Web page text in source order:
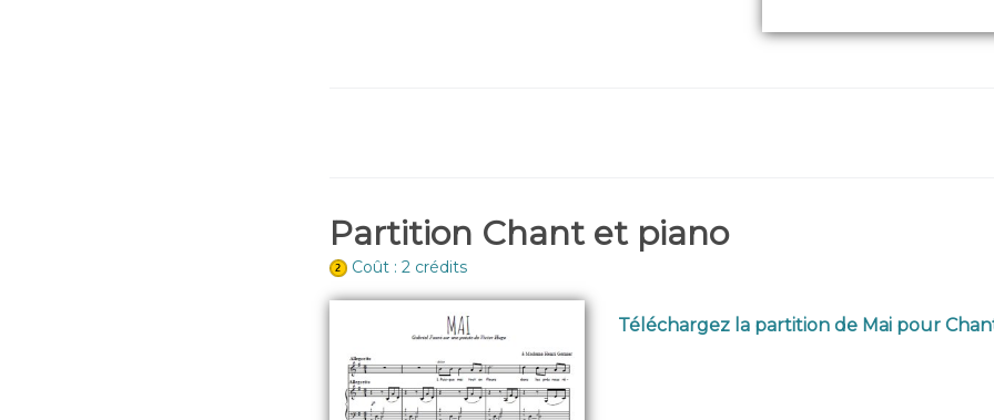
Partition Chant et piano
Coût : 2 crédits
Téléchargez la partition de Mai pour